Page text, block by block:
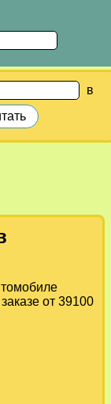
в
от 39100